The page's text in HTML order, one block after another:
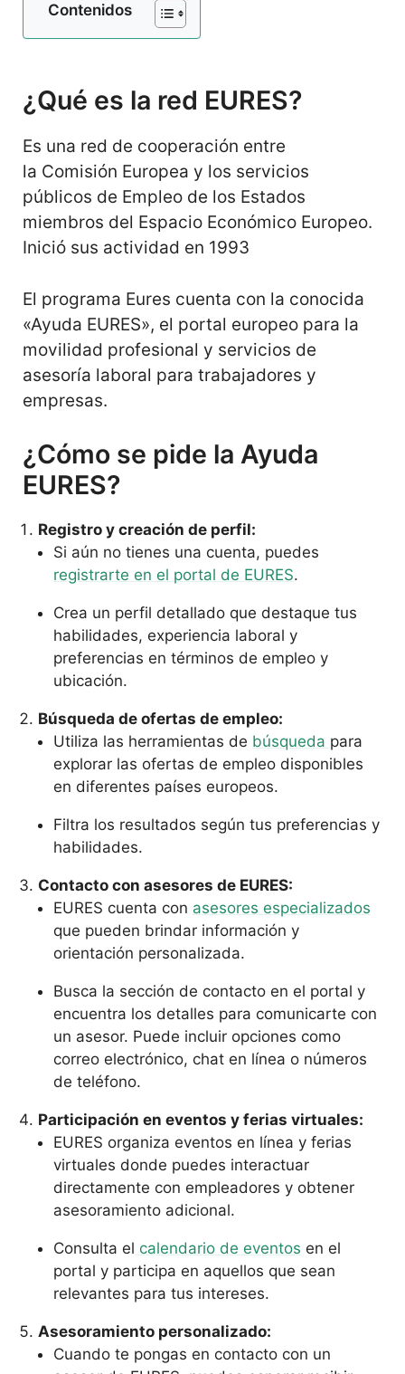
Contenidos
¿Qué es la red EURES?
Es una red de cooperación entre
la Comisión Europea y los servicios
públicos de Empleo de los Estados
miembros del Espacio Económico Europeo.
Inició sus actividad en 1993
El programa Eures cuenta con la conocida
«Ayuda EURES», el portal europeo para la
movilidad profesional y servicios de
asesoría laboral para trabajadores y
empresas.
¿Cómo se pide la Ayuda
EURES?
Registro y creación de perfil:
Si aún no tienes una cuenta, puedes
registrarte en el portal de EURES.
Crea un perfil detallado que destaque tus
habilidades, experiencia laboral y
preferencias en términos de empleo y
ubicación.
Búsqueda de ofertas de empleo:
Utiliza las herramientas de búsqueda para
explorar las ofertas de empleo disponibles
en diferentes países europeos.
Filtra los resultados según tus preferencias y
habilidades.
Contacto con asesores de EURES:
EURES cuenta con asesores especializados
que pueden brindar información y
orientación personalizada.
Busca la sección de contacto en el portal y
encuentra los detalles para comunicarte con
un asesor. Puede incluir opciones como
correo electrónico, chat en línea o números
de teléfono.
Participación en eventos y ferias virtuales:
EURES organiza eventos en línea y ferias
virtuales donde puedes interactuar
directamente con empleadores y obtener
asesoramiento adicional.
Consulta el calendario de eventos en el
portal y participa en aquellos que sean
relevantes para tus intereses.
Asesoramiento personalizado:
Cuando te pongas en contacto con un